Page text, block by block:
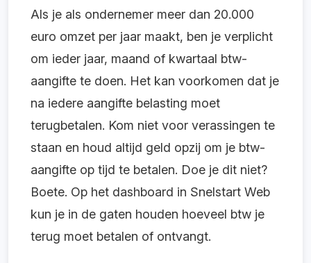
Als je als ondernemer meer dan 20.000
euro omzet per jaar maakt, ben je verplicht
om ieder jaar, maand of kwartaal btw-
aangifte te doen. Het kan voorkomen dat je
na iedere aangifte belasting moet
terugbetalen. Kom niet voor verassingen te
staan en houd altijd geld opzij om je btw-
aangifte op tijd te betalen. Doe je dit niet?
Boete. Op het dashboard in Snelstart Web
kun je in de gaten houden hoeveel btw je
terug moet betalen of ontvangt.